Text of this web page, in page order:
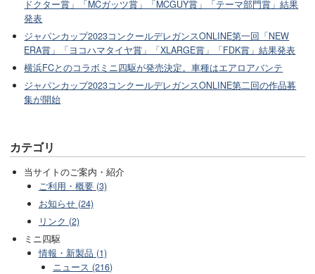
ドクター賞」「MCガッツ賞」「MCGUY賞」「テーマ部門賞」結果
発表
ジャパンカップ2023コンクールデレガンスONLINE第一回「NEW
ERA賞」「ヨコハマタイヤ賞」「XLARGE賞」「FDK賞」結果発表
横浜FCとのコラボミニ四駆が発売決定。車種はエアロアバンテ
ジャパンカップ2023コンクールデレガンスONLINE第二回の作品募
集が開始
カテゴリ
当サイトのご案内・紹介
ご利用・概要 (3)
お知らせ (24)
リンク (2)
ミニ四駆
情報・新製品 (1)
ニュース (216)